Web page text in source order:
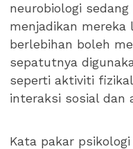
neurobiologi
menjadikan mereka
berlebihan boleh
sepatutnya
seperti aktiviti
interaksi sosial dan
Kata pakar